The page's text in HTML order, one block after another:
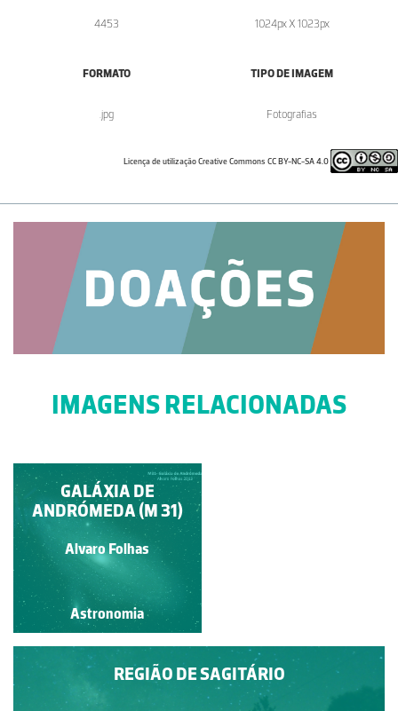
4453 1024px X 1023px
FORMATO
.jpg
TIPO DE IMAGEM
Fotografias
Licença de utilização Creative Commons CC BY-NC-SA 4.0
IMAGENS RELACIONADAS
M83
Miguel Neta
Astronomia
GALÁXIA DE
ANDRÓMEDA (M 31)
Alvaro Folhas
Astronomia
REGIÃO DE SAGITÁRIO